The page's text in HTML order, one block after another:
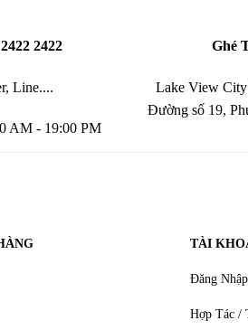
2422
Line....
AM - 19:00 PM
Ghé
Lake View City
Đường số 19,
TÀI
Đăng
Hợp Tác /